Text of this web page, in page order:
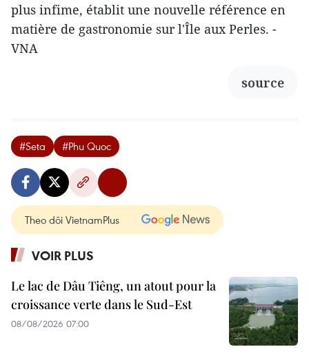
plus infime, établit une nouvelle référence en
matière de gastronomie sur l'Île aux Perles. -
VNA
source
#Seta #Phu Quoc
Theo dõi VietnamPlus
VOIR PLUS
Le lac de Dâu Tiêng, un atout pour la
croissance verte dans le Sud-Est
08/08/2026 07:00